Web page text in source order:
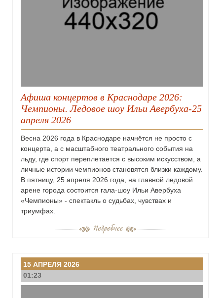
Афиша концертов в Краснодаре 2026:
Чемпионы. Ледовое шоу Ильи Авербуха-25
апреля 2026
Весна 2026 года в Краснодаре начнётся не просто с
концерта, а с масштабного театрального события на
льду, где спорт переплетается с высоким искусством, а
личные истории чемпионов становятся близки каждому.
В пятницу, 25 апреля 2026 года, на главной ледовой
арене города состоится гала-шоу Ильи Авербуха
«Чемпионы» - спектакль о судьбах, чувствах и
триумфах.
15 АПРЕЛЯ 2026
01:23